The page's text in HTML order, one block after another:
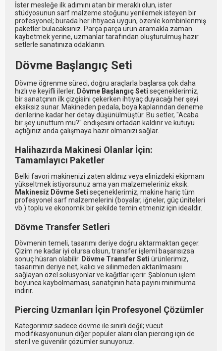
İster mesleğe ilk adımını atan bir meraklı olun, ister
stüdyosunun sarf malzeme stoğunu yenilemek isteyen bir
profesyonel; burada her ihtiyaca uygun, özenle kombinlenmiş
paketler bulacaksınız. Parça parça ürün aramakla zaman
kaybetmek yerine, uzmanlar tarafından oluşturulmuş hazır
setlerle sanatınıza odaklanın.
Dövme Başlangıç Seti
Dövme öğrenme süreci, doğru araçlarla başlarsa çok daha
hızlı ve keyifli ilerler. Dövme Başlangıç Seti seçeneklerimiz,
bir sanatçının ilk çizgisini çekerken ihtiyaç duyacağı her şeyi
eksiksiz sunar. Makineden pedala, boya kaplarından deneme
derilerine kadar her detay düşünülmüştür. Bu setler, "Acaba
bir şey unuttum mu?" endişesini ortadan kaldırır ve kutuyu
açtığınız anda çalışmaya hazır olmanızı sağlar.
Halihazırda Makinesi Olanlar İçin:
Tamamlayıcı Paketler
Belki favori makinenizi zaten aldınız veya elinizdeki ekipmanı
yükseltmek istiyorsunuz ama yan malzemeleriniz eksik.
Makinesiz Dövme Seti seçeneklerimiz, makine hariç tüm
profesyonel sarf malzemelerini (boyalar, iğneler, güç üniteleri
vb.) toplu ve ekonomik bir şekilde temin etmeniz için idealdir.
Dövme Transfer Setleri
Dövmenin temeli, tasarımı deriye doğru aktarmaktan geçer.
Çizim ne kadar iyi olursa olsun, transfer işlemi başarısızsa
sonuç hüsran olabilir. Dövme Transfer Seti ürünlerimiz,
tasarımın deriye net, kalıcı ve silinmeden aktarılmasını
sağlayan özel solüsyonlar ve kağıtlar içerir. Şablonun işlem
boyunca kaybolmaması, sanatçının hata payını minimuma
indirir.
Piercing Uzmanları İçin Profesyonel Çözümler
Kategorimiz sadece dövme ile sınırlı değil; vücut
modifikasyonunun diğer popüler alanı olan piercing için de
steril ve güvenilir çözümler sunuyoruz.